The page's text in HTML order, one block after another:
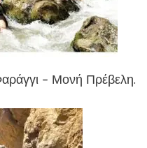
– Μονή Πρέβελη.